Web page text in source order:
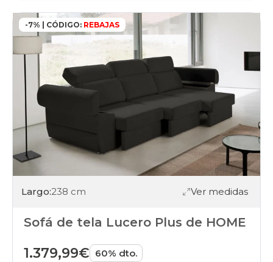
-7% | CÓDIGO: REBAJAS
Largo:238 cm Ver medidas
Sofá de tela Lucero Plus de HOME
1.379,99€ 60% dto.